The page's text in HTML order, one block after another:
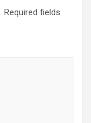
Required fields